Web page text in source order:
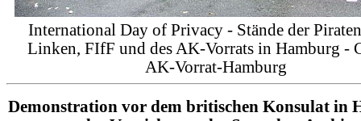
International Day of Privacy - Stände der
Linken, FIfF und des AK-Vorrats in Hamburg -
AK-Vorrat-Hamburg
Demonstration vor dem britischen Konsulat in